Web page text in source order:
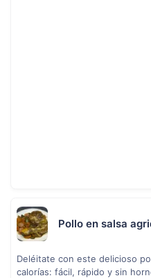
Pollo en salsa
Deléitate con este delicioso
calorías: fácil, rápido y sin